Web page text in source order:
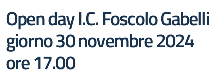
Open day I.C. Foscolo Gabelli
giorno 30 novembre 2024
ore 17.00